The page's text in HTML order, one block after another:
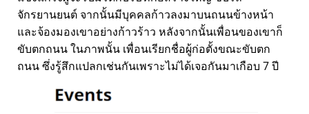
จักรยานยนต์ จากนั้นมีบุคคลก้าวลงมาบนถนนข้างหน้า
และจ้องมองเขาอย่างก้าวร้าว หลังจากนั้นเพื่อนของเขาก็
ขับตกถนน ในภาพนั้น เพื่อนเรียกชื่อผู้ก่อตั้งขณะขับตก
ถนน ซึ่งรู้สึกแปลกเช่นกันเพราะไม่ได้เจอกันมาเกือบ 7 ปี